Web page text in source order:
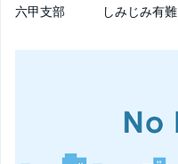
六甲支部 しみじみ有難